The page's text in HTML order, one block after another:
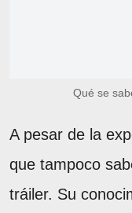
Qué se
A pesar de la
que tampoco
tráiler. Su